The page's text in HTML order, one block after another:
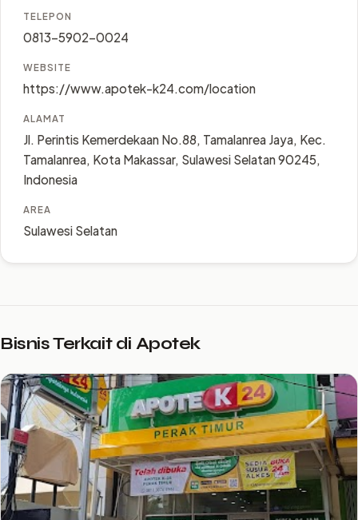
TELEPON
0813-5902-0024
WEBSITE
https://www.apotek-k24.com/location
ALAMAT
Jl. Perintis Kemerdekaan No.88, Tamalanrea Jaya, Kec.
Tamalanrea, Kota Makassar, Sulawesi Selatan 90245,
Indonesia
AREA
Sulawesi Selatan
Bisnis Terkait di Apotek